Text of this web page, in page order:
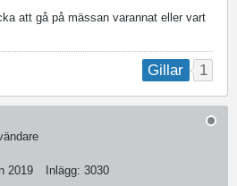
att gå på mässan varannat eller vart
Gillar 1
2019 Inlägg: 3030